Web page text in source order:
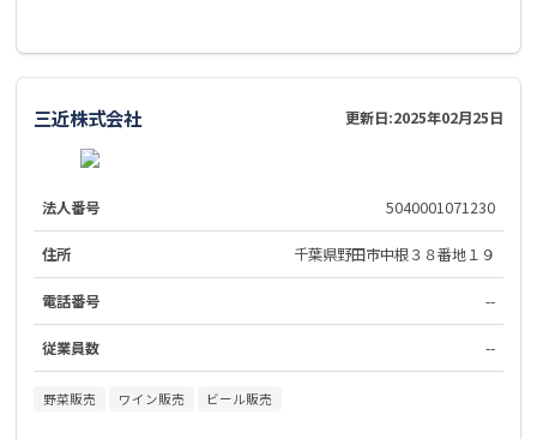
三近株式会社 更新日:2025年02月25日
法人番号 5040001071230
住所 千葉県野田市中根３８番地１９
電話番号 --
従業員数 --
野菜販売 ワイン販売 ビール販売